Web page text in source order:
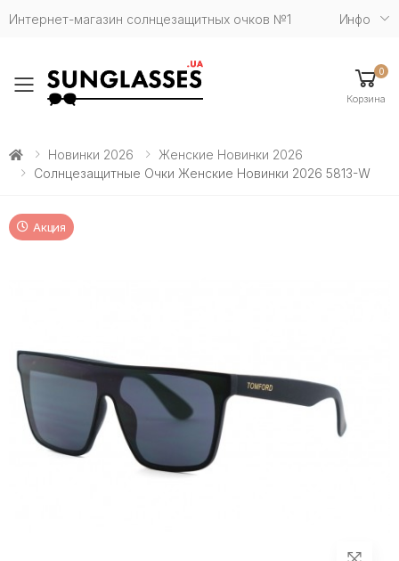
Интернет-магазин солнцезащитных очков №1 Инфо
Toggle mobile menu
0
Корзина
Новинки 2026
Женские Новинки 2026
Солнцезащитные Очки Женские Новинки 2026 5813-W
Акция